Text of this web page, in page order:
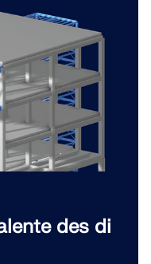
des di